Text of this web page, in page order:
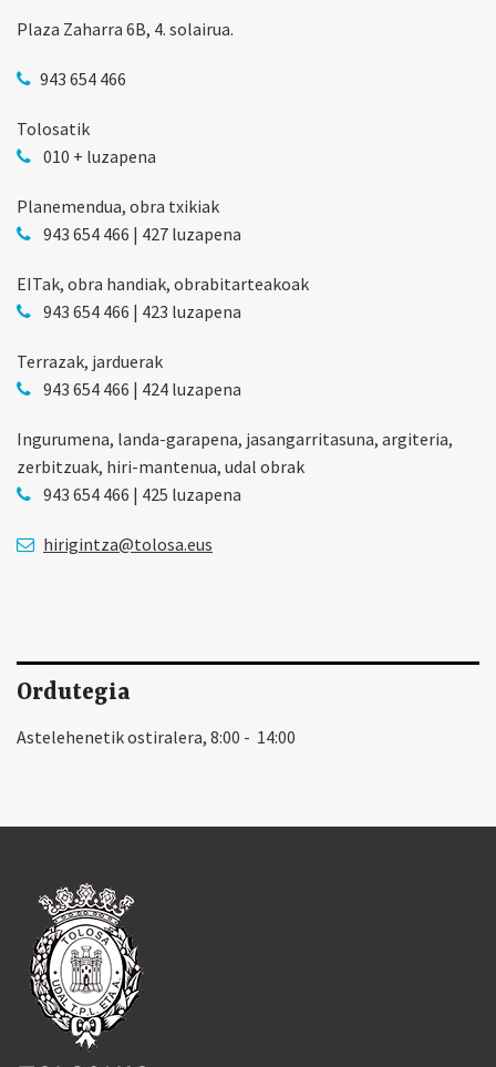
Plaza Zaharra 6B, 4. solairua.
943 654 466
Tolosatik
010 + luzapena
Planemendua, obra txikiak
943 654 466 | 427 luzapena
EITak, obra handiak, obrabitarteakoak
943 654 466 | 423 luzapena
Terrazak, jarduerak
943 654 466 | 424 luzapena
Ingurumena, landa-garapena, jasangarritasuna, argiteria,
zerbitzuak, hiri-mantenua, udal obrak
943 654 466 | 425 luzapena
hirigintza@tolosa.eus
Ordutegia
Astelehenetik ostiralera, 8:00 - 14:00